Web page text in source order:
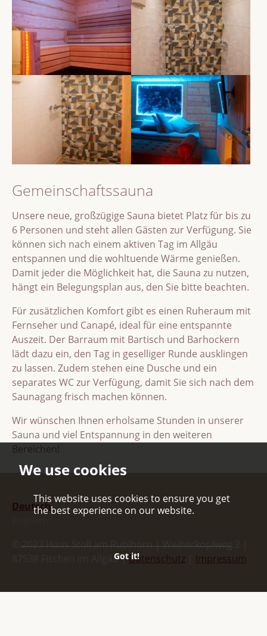
We use cookies
This website uses cookies to ensure you get
the best experience on our website.
Got it!
Show larger version Show larger version
Gemeinschaftssauna
Unsere neue, großzügige Sauna bietet Platz für bis zu
6 Personen und steht allen Gästen zur Verfügung. Sie
können sich nach einem aktiven Tag im Allgäu
entspannen und die wohltuende Wärme genießen.
Damit jeder die Möglichkeit hat, die Sauna zu nutzen,
hängt ein Belegungsplan aus, den Sie bitte beachten.
Für zusätzlichen Komfort gibt es einen Ruheraum mit
Fernseher und Canapé, ideal für eine entspannte
Auszeit. Der Barraum mit Bartisch und Barhockern
lädt dazu ein, den Tag in geselliger Runde ausklingen
zu lassen. Zudem stehen eine Dusche und ein
separates WC zur Verfügung, damit Sie sich nach dem
Saunagang frisch machen können.
Wir wünschen Ihnen erholsame Stunden in unserer
Sauna und viel Entspannung in den weiteren
Bereichen!
Deutsch
© 2023 Haus Stoll am Rubihorn | Weiherkopfweg 2 |
87538 Fischen im Allgäu |Datenschutz Impressum